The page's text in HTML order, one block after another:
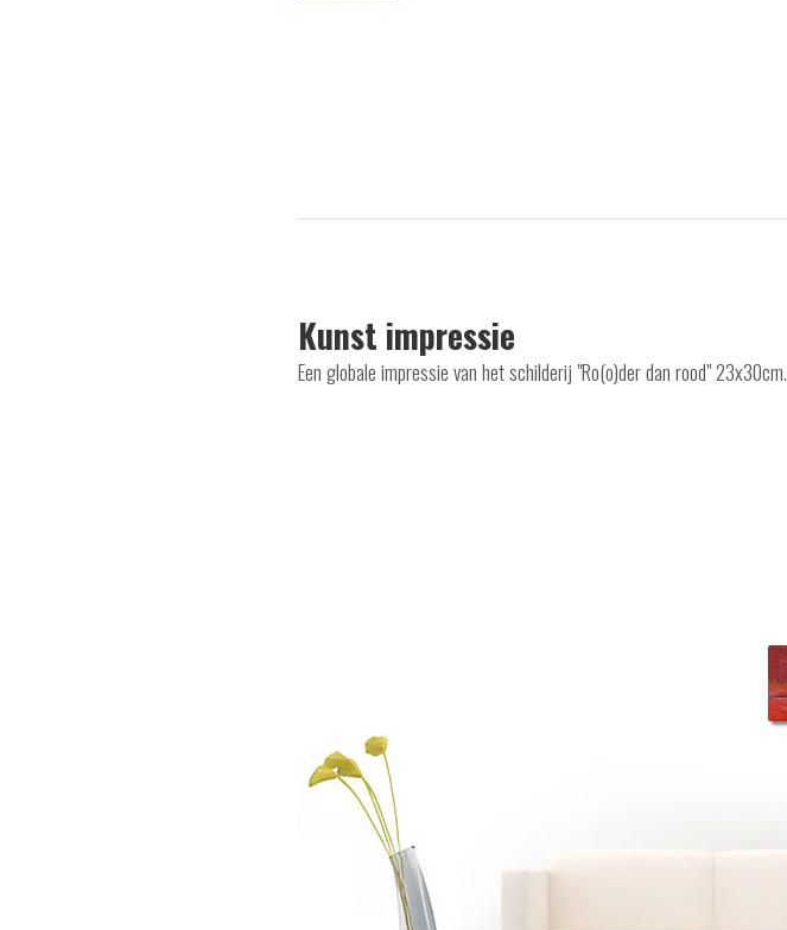
Kunst impressie
Een globale impressie van het schilderij "Ro(o)der dan rood" 23x30cm.